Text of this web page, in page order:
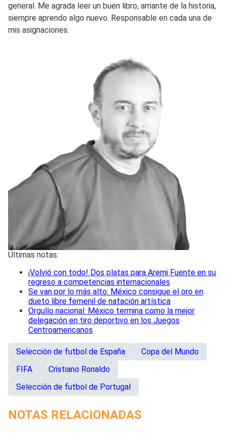
general. Me agrada leer un buen libro, amante de la historia,
siempre aprendo algo nuevo. Responsable en cada una de
mis asignaciones.
Últimas notas:
¡Volvió con todo! Dos platas para Aremi Fuente en su
regreso a competencias internacionales
Se van por lo más alto: México consigue el oro en
dueto libre femenil de natación artística
Orgullo nacional: México termina como la mejor
delegación en tiro deportivo en los Juegos
Centroamericanos
Selección de futbol de España
Copa del Mundo
FIFA
Cristiano Ronaldo
Selección de futbol de Portugal
NOTAS RELACIONADAS